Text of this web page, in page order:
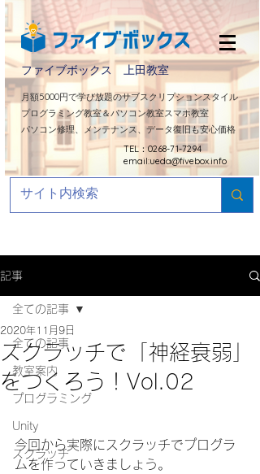
ファイブボックス 上田教室
​月額5000円で学び放題のサブスクリプションスタイル
プログラミング教室＆パソコン教室スマホ教室
パソコン修理、メンテナンス、データ復旧も安心価格
TEL：0268-71-7294
email:ueda@fivebox.info
記事
全ての記事
教室案内
プログラミング
Unity
スクラッチ
全ての記事
スクラッチで「神経衰弱」
をつくろう！Vol.02
2020年11月9日
今回から実際にスクラッチでプログラ
ムを作っていきましょう。